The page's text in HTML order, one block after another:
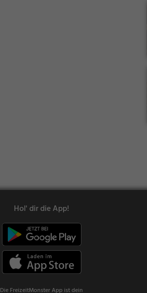
Hol' dir die App!
Die FreizeitMonster App ist dein